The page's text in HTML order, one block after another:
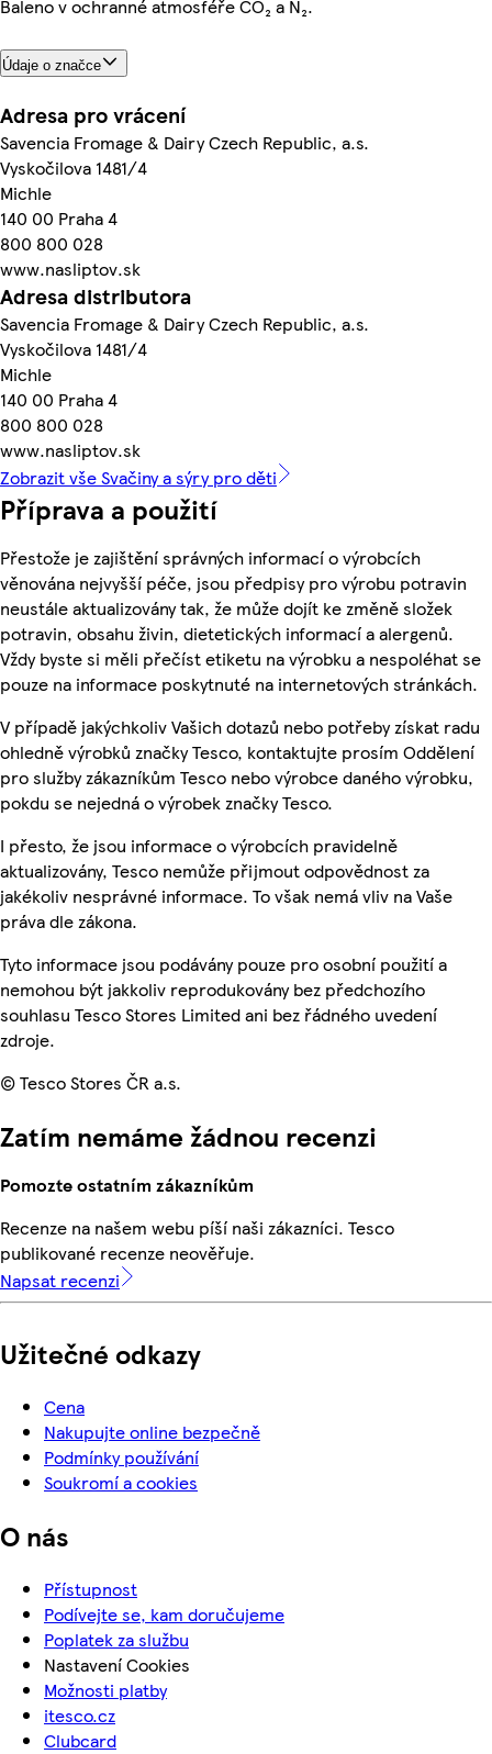
Baleno v ochranné atmosféře CO₂ a N₂.
Údaje o značce
Adresa pro vrácení
Savencia Fromage & Dairy Czech Republic, a.s.
Vyskočilova 1481/4
Michle
140 00 Praha 4
800 800 028
www.nasliptov.sk
Adresa distributora
Savencia Fromage & Dairy Czech Republic, a.s.
Vyskočilova 1481/4
Michle
140 00 Praha 4
800 800 028
www.nasliptov.sk
Zobrazit vše Svačiny a sýry pro děti
Příprava a použití
Přestože je zajištění správných informací o výrobcích
věnována nejvyšší péče, jsou předpisy pro výrobu potravin
neustále aktualizovány tak, že může dojít ke změně složek
potravin, obsahu živin, dietetických informací a alergenů.
Vždy byste si měli přečíst etiketu na výrobku a nespoléhat se
pouze na informace poskytnuté na internetových stránkách.
V případě jakýchkoliv Vašich dotazů nebo potřeby získat radu
ohledně výrobků značky Tesco, kontaktujte prosím Oddělení
pro služby zákazníkům Tesco nebo výrobce daného výrobku,
pokdu se nejedná o výrobek značky Tesco.
I přesto, že jsou informace o výrobcích pravidelně
aktualizovány, Tesco nemůže přijmout odpovědnost za
jakékoliv nesprávné informace. To však nemá vliv na Vaše
práva dle zákona.
Tyto informace jsou podávány pouze pro osobní použití a
nemohou být jakkoliv reprodukovány bez předchozího
souhlasu Tesco Stores Limited ani bez řádného uvedení
zdroje.
© Tesco Stores ČR a.s.
Zatím nemáme žádnou recenzi
Pomozte ostatním zákazníkům
Recenze na našem webu píší naši zákazníci. Tesco
publikované recenze neověřuje.
Napsat recenzi
Užitečné odkazy
Cena
Nakupujte online bezpečně
Podmínky používání
Soukromí a cookies
O nás
Přístupnost
Podívejte se, kam doručujeme
Poplatek za službu
Nastavení Cookies
Možnosti platby
itesco.cz
Clubcard